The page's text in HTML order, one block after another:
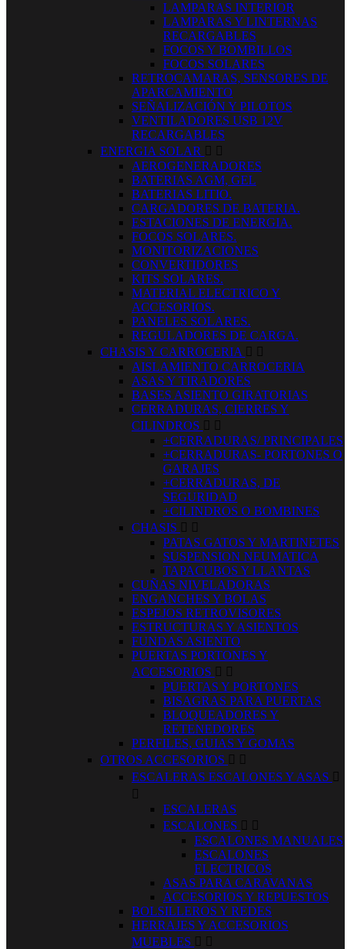
LAMPARAS INTERIOR
LAMPARAS Y LINTERNAS
RECARGABLES
FOCOS Y BOMBILLOS
FOCOS SOLARES
RETROCAMARAS, SENSORES DE
APARCAMIENTO
SEÑALIZACIÓN Y PILOTOS
VENTILADORES USB 12V
RECARGABLES
ENERGIA SOLAR  
AEROGENERADORES
BATERIAS AGM, GEL
BATERIAS LITIO.
CARGADORES DE BATERIA.
ESTACIONES DE ENERGIA.
FOCOS SOLARES.
MONITORIZACIONES
CONVERTIDORES
KITS SOLARES.
MATERIAL ELECTRICO Y
ACCESORIOS.
PANELES SOLARES.
REGULADORES DE CARGA.
CHASIS Y CARROCERIA  
AISLAMIENTO CARROCERIA
ASAS Y TIRADORES
BASES ASIENTO GIRATORIAS
CERRADURAS, CIERRES Y
CILINDROS  
+CERRADURAS/ PRINCIPALES
+CERRADURAS- PORTONES O
GARAJES
+CERRADURAS, DE
SEGURIDAD
+CILINDROS O BOMBINES
CHASIS  
PATAS GATOS Y MARTINETES
SUSPENSION NEUMATICA
TAPACUBOS Y LLANTAS
CUÑAS NIVELADORAS
ENGANCHES Y BOLAS
ESPEJOS RETROVISORES
ESTRUCTURAS Y ASIENTOS
FUNDAS ASIENTO
PUERTAS PORTONES Y
ACCESORIOS  
PUERTAS Y PORTONES
BISAGRAS PARA PUERTAS
BLOQUEADORES Y
RETENEDORES
PERFILES, GUIAS Y GOMAS
OTROS ACCESORIOS  
ESCALERAS ESCALONES Y ASAS 

ESCALERAS
ESCALONES  
ESCALONES MANUALES
ESCALONES
ELECTRICOS
ASAS PARA CARAVANAS
ACCESORIOS Y REPUESTOS
BOLSILLEROS Y REDES
HERRAJES Y ACCESORIOS
MUEBLES  